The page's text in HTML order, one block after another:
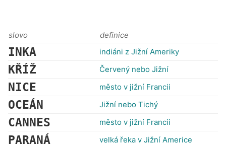
slovo definice
INKA indiáni z Jižní Ameriky
KŘÍŽ Červený nebo Jižní
NICE město v jižní Francii
OCEÁN Jižní nebo Tichý
CANNES město v jižní Francii
PARANÁ velká řeka v Jižní Americe